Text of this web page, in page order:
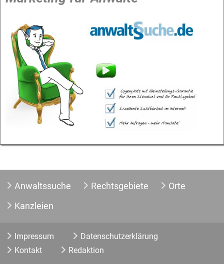
Anwaltssuche Rechtsgebiete
Orte
Kanzleien
Impressum
Datenschutzerklärung
Kontakt
Redaktion